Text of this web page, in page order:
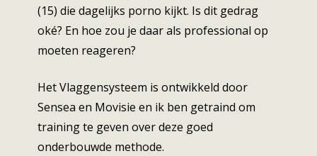
(15) die dagelijks porno kijkt. Is dit gedrag
oké? En hoe zou je daar als professional op
moeten reageren?
Het Vlaggensysteem is ontwikkeld door
Sensea en Movisie en ik ben getraind om
training te geven over deze goed
onderbouwde methode.